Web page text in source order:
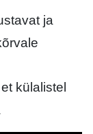
ja
külalistel